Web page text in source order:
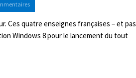
Ces quatre enseignes françaises – et pas
Windows 8 pour le lancement du tout